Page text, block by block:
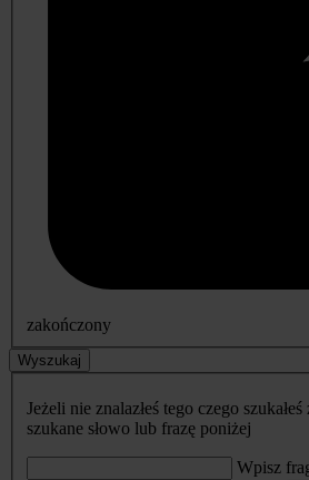
zakończony
Wyszukaj
Jeżeli nie znalazłeś tego czego
szukane słowo lub frazę poniżej
Wpisz